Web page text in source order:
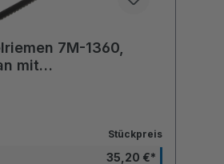
7M-1360,
mit
Stückpreis
35,20 €*